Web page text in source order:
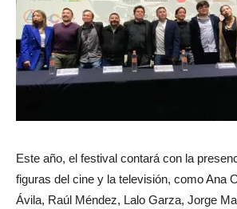
Este año, el festival contará con la
figuras del cine y la televisión, como Ana
Ávila, Raúl Méndez, Lalo Garza, Jorge